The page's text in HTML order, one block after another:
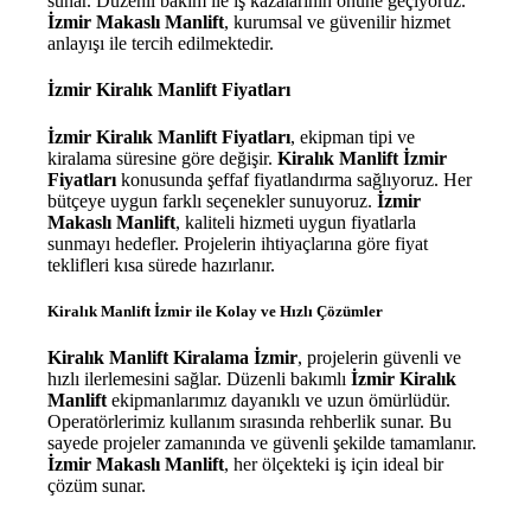
İzmir Makaslı Manlift, kurumsal ve güvenilir hizmet
anlayışı ile tercih edilmektedir.
İzmir Kiralık Manlift Fiyatları
İzmir Kiralık Manlift Fiyatları, ekipman tipi ve
kiralama süresine göre değişir.Kiralık Manlift İzmir
Fiyatları konusunda şeffaf fiyatlandırma sağlıyoruz. Her
bütçeye uygun farklı seçenekler sunuyoruz.İzmir
Makaslı Manlift, kaliteli hizmeti uygun fiyatlarla
sunmayı hedefler. Projelerin ihtiyaçlarına göre fiyat
teklifleri kısa sürede hazırlanır.
Kiralık Manlift İzmir ile Kolay ve Hızlı Çözümler
Kiralık Manlift Kiralama İzmir, projelerin güvenli ve
hızlı ilerlemesini sağlar. Düzenli bakımlıİzmir Kiralık
Manlift ekipmanlarımız dayanıklı ve uzun ömürlüdür.
Operatörlerimiz kullanım sırasında rehberlik sunar. Bu
sayede projeler zamanında ve güvenli şekilde tamamlanır.
İzmir Makaslı Manlift, her ölçekteki iş için ideal bir
çözüm sunar.